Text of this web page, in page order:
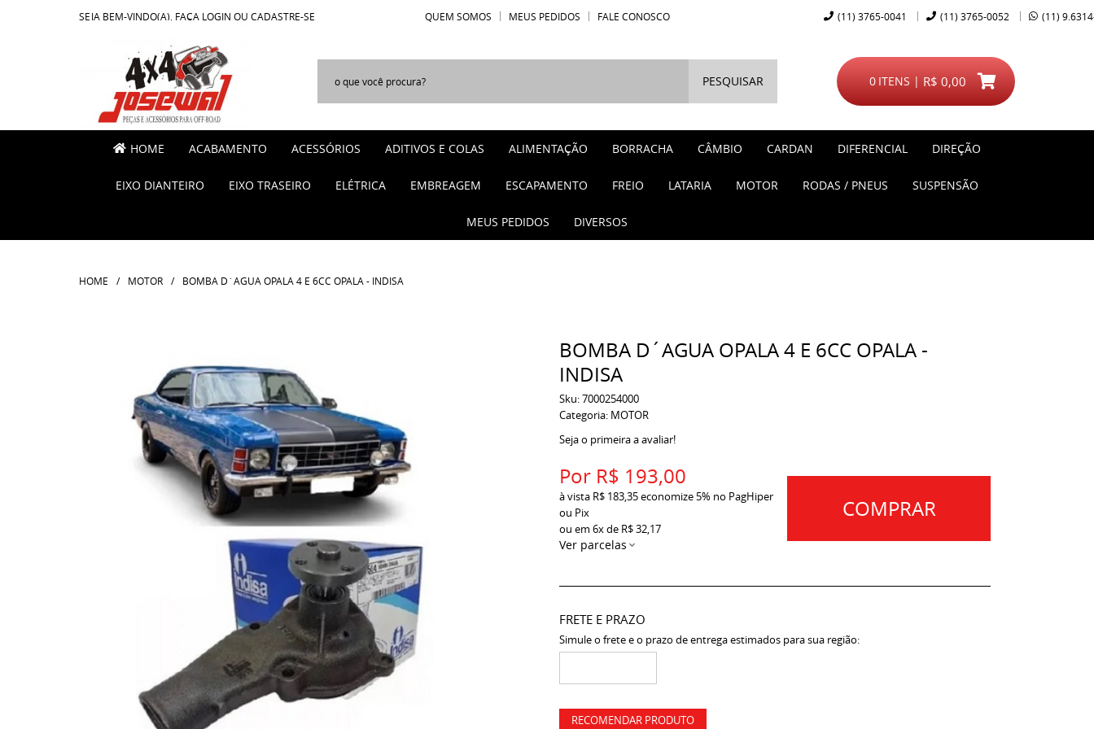
SEJA BEM-VINDO(A), FAÇA LOGIN OU CADASTRE-SE QUEM SOMOS MEUS PEDIDOS FALE CONOSCO (11) 3765-0041 (11) 3765-0052 (11)
PESQUISAR ITENS
0 R$ 0,00
HOME ACABAMENTO ACESSÓRIOS ADITIVOS E COLAS ALIMENTAÇÃO BORRACHA CÂMBIO CARDAN DIFERENCIAL DIREÇÃO
EIXO DIANTEIRO EIXO TRASEIRO ELÉTRICA EMBREAGEM ESCAPAMENTO FREIO LATARIA MOTOR RODAS / PNEUS SUSPENSÃO
MEUS PEDIDOS DIVERSOS
HOME MOTOR BOMBA D´AGUA OPALA 4 E 6CC OPALA - INDISA
BOMBA D´AGUA OPALA 4 E 6CC OPALA -
INDISA
Sku:7000254000
Categoria: MOTOR
Seja o primeira a avaliar!
Por R$ 193,00
à vista R$ 183,35economize 5% no PagHiper
ou Pix
ou em 6xde R$ 32,17
Ver parcelas
COMPRAR
FRETE E PRAZO
Simule o frete e o prazo de entrega estimados para sua região:
RECOMENDAR PRODUTO